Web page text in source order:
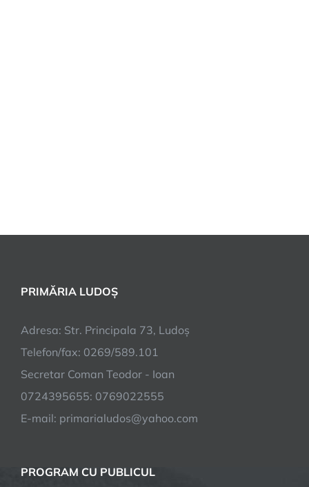
PRIMĂRIA LUDOȘ
Adresa: Str. Principala 73, Ludoș
Telefon/fax: 0269/589.101
Secretar Coman Teodor - Ioan
0724395655: 0769022555
E-mail: primarialudos@yahoo.com
PROGRAM CU PUBLICUL